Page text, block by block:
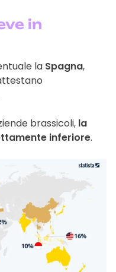
in
la Spagna,
brassicoli, la
inferiore.